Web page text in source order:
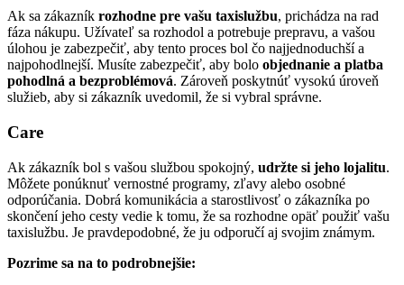
Ak sa zákazník rozhodne pre vašu taxislužbu, prichádza na rad
fáza nákupu. Užívateľ sa rozhodol a potrebuje prepravu, a vašou
úlohou je zabezpečiť, aby tento proces bol čo najjednoduchší a
najpohodlnejší. Musíte zabezpečiť, aby bolo objednanie a platba
pohodlná a bezproblémová. Zároveň poskytnúť vysokú úroveň
služieb, aby si zákazník uvedomil, že si vybral správne.
Care
Ak zákazník bol s vašou službou spokojný, udržte si jeho lojalitu.
Môžete ponúknuť vernostné programy, zľavy alebo osobné
odporúčania. Dobrá komunikácia a starostlivosť o zákazníka po
skončení jeho cesty vedie k tomu, že sa rozhodne opäť použiť vašu
taxislužbu. Je pravdepodobné, že ju odporučí aj svojim známym.
Pozrime sa na to podrobnejšie: